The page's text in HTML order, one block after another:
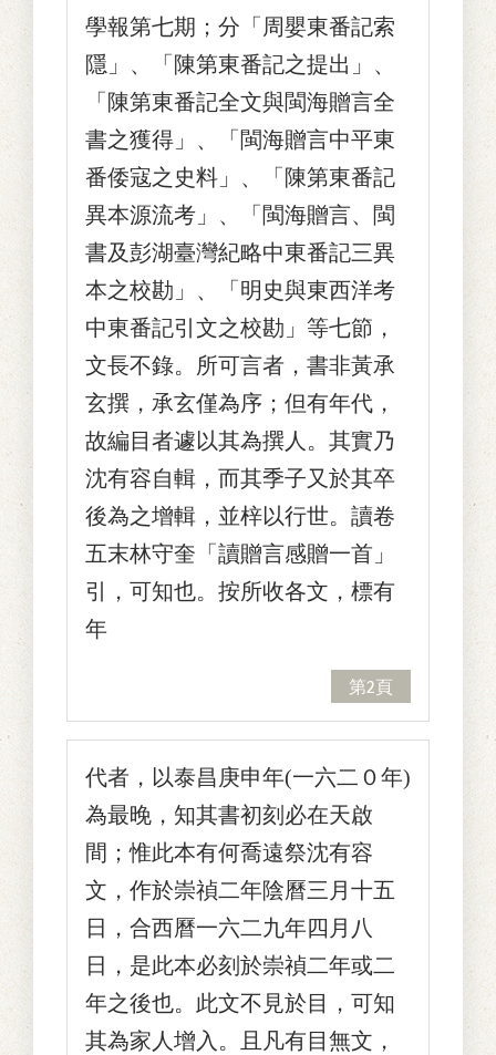
學報第七期；分「周嬰東番記索
隱」、「陳第東番記之提出」、
「陳第東番記全文與閩海贈言全
書之獲得」、「閩海贈言中平東
番倭寇之史料」、「陳第東番記
異本源流考」、「閩海贈言、閩
書及彭湖臺灣紀略中東番記三異
本之校勘」、「明史與東西洋考
中東番記引文之校勘」等七節，
文長不錄。所可言者，書非黃承
玄撰，承玄僅為序；但有年代，
故編目者遽以其為撰人。其實乃
沈有容自輯，而其季子又於其卒
後為之增輯，並梓以行世。讀卷
五末林守奎「讀贈言感贈一首」
引，可知也。按所收各文，標有
年
第2頁
代者，以泰昌庚申年(一六二０年)
為最晚，知其書初刻必在天啟
間；惟此本有何喬遠祭沈有容
文，作於崇禎二年陰曆三月十五
日，合西曆一六二九年四月八
日，是此本必刻於崇禎二年或二
年之後也。此文不見於目，可知
其為家人增入。且凡有目無文，